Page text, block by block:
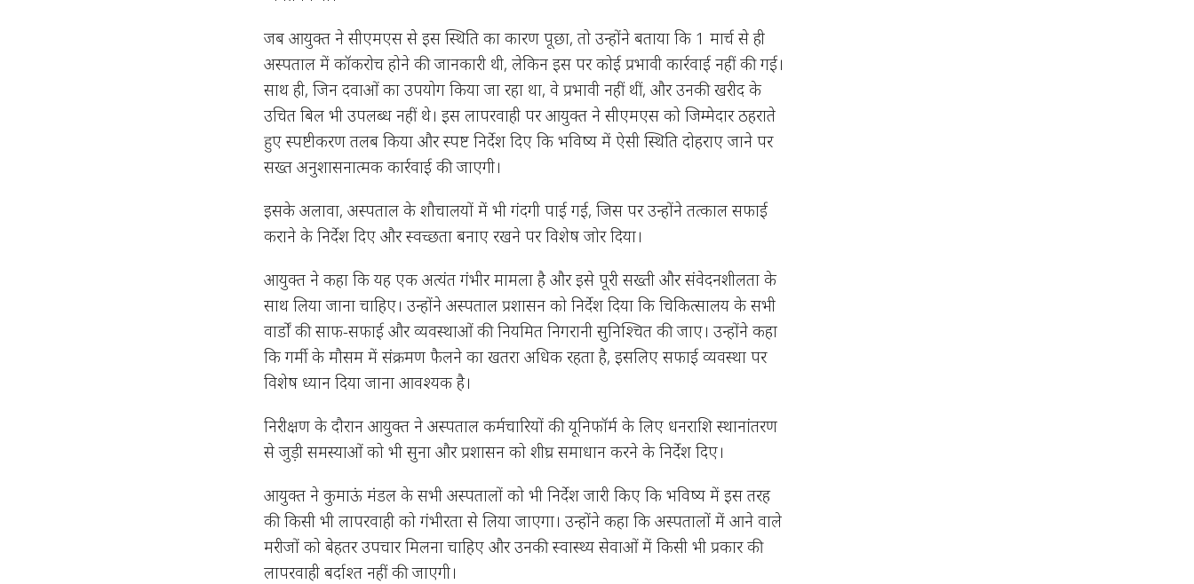
जब आयुक्त ने सीएमएस से इस स्थिति का कारण पूछा, तो उन्होंने बताया कि 1 मार्च से ही
अस्पताल में कॉकरोच होने की जानकारी थी, लेकिन इस पर कोई प्रभावी कार्रवाई नहीं की गई।
साथ ही, जिन दवाओं का उपयोग किया जा रहा था, वे प्रभावी नहीं थीं, और उनकी खरीद के
उचित बिल भी उपलब्ध नहीं थे। इस लापरवाही पर आयुक्त ने सीएमएस को जिम्मेदार ठहराते
हुए स्पष्टीकरण तलब किया और स्पष्ट निर्देश दिए कि भविष्य में ऐसी स्थिति दोहराए जाने पर
सख्त अनुशासनात्मक कार्रवाई की जाएगी।
इसके अलावा, अस्पताल के शौचालयों में भी गंदगी पाई गई, जिस पर उन्होंने तत्काल सफाई
कराने के निर्देश दिए और स्वच्छता बनाए रखने पर विशेष जोर दिया।
आयुक्त ने कहा कि यह एक अत्यंत गंभीर मामला है और इसे पूरी सख्ती और संवेदनशीलता के
साथ लिया जाना चाहिए। उन्होंने अस्पताल प्रशासन को निर्देश दिया कि चिकित्सालय के सभी
वार्डों की साफ-सफाई और व्यवस्थाओं की नियमित निगरानी सुनिश्चित की जाए। उन्होंने कहा
कि गर्मी के मौसम में संक्रमण फैलने का खतरा अधिक रहता है, इसलिए सफाई व्यवस्था पर
विशेष ध्यान दिया जाना आवश्यक है।
निरीक्षण के दौरान आयुक्त ने अस्पताल कर्मचारियों की यूनिफॉर्म के लिए धनराशि स्थानांतरण
से जुड़ी समस्याओं को भी सुना और प्रशासन को शीघ्र समाधान करने के निर्देश दिए।
आयुक्त ने कुमाऊं मंडल के सभी अस्पतालों को भी निर्देश जारी किए कि भविष्य में इस तरह
की किसी भी लापरवाही को गंभीरता से लिया जाएगा। उन्होंने कहा कि अस्पतालों में आने वाले
मरीजों को बेहतर उपचार मिलना चाहिए और उनकी स्वास्थ्य सेवाओं में किसी भी प्रकार की
लापरवाही बर्दाश्त नहीं की जाएगी।